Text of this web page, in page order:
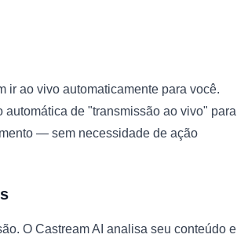
ir ao vivo automaticamente para você.
de "transmissão ao vivo" para
— sem necessidade de ação
O Castream AI analisa seu conteúdo e